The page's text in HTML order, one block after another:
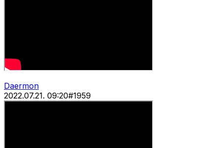
Daermon
2022.07.21. 09:20#1959